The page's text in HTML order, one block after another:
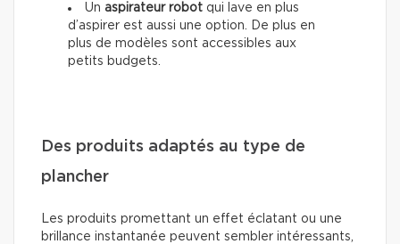
Un aspirateur robot qui lave en plus
d’aspirer est aussi une option. De plus en
plus de modèles sont accessibles aux
petits budgets.
Des produits adaptés au type de
plancher
Les produits promettant un effet éclatant ou une
brillance instantanée peuvent sembler intéressants,